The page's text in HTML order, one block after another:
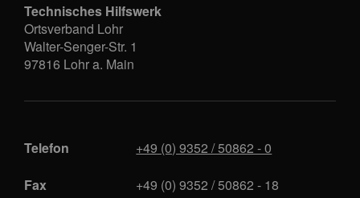
Technisches Hilfswerk
Ortsverband Lohr
Walter-Senger-Str. 1
97816 Lohr a. Main
Telefon
+49 (0) 9352 / 50862 - 0
Fax
+49 (0) 9352 / 50862 - 18